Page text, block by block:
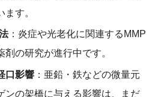
す。
：炎症や光老化に関連するMMP
剤の研究が進行中です。
口影響 ：亜鉛・鉄などの微量元
ンの架橋に与える影響は、まだ